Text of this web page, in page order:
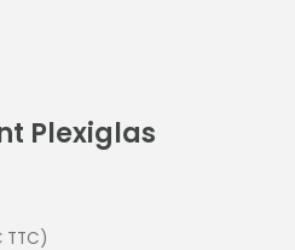
Plexiglas
TTC)